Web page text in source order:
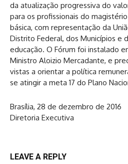
da atualização progressiva do
para os profissionais do
básica, com representação da
Distrito Federal, dos Municípios e
educação. O Fórum foi instalado
Ministro Aloizio Mercadante, e
vistas a orientar a política
se atingir a meta 17 do Plano
Brasília, 28 de dezembro de 2016
Diretoria Executiva
LEAVE A REPLY